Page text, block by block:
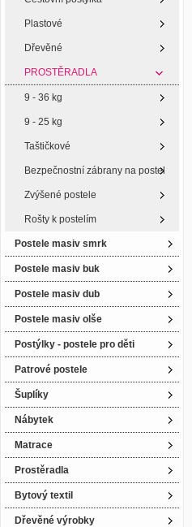
Plastové
Dřevěné
PROSTĚRADLA
9 - 36 kg
9 - 25 kg
Taštičkové
Bezpečnostní zábrany na postel
Zvýšené postele
Rošty k postelím
Postele masiv smrk
Postele masiv buk
Postele masiv dub
Postele masiv olše
Postýlky - postele pro děti
Patrové postele
Šuplíky
Nábytek
Matrace
Prostěradla
Bytový textil
Dřevěné výrobky